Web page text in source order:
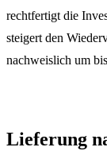
rechtfertigt die
steigert den
nachweislich um
Lieferung